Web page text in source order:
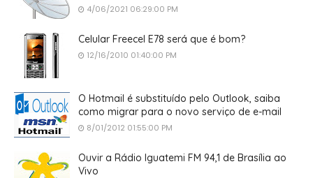
4/06/2021 06:29:00 PM
Celular Freecel E78 será que é bom?
12/16/2010 01:40:00 PM
O Hotmail é substituído pelo Outlook, saiba
como migrar para o novo serviço de e-mail
8/01/2012 01:55:00 PM
Ouvir a Rádio Iguatemi FM 94,1 de Brasília ao
Vivo